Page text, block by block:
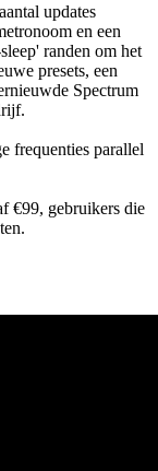
updates
en een
randen om het
presets, een
Spectrum
frequenties parallel
€99, gebruikers die